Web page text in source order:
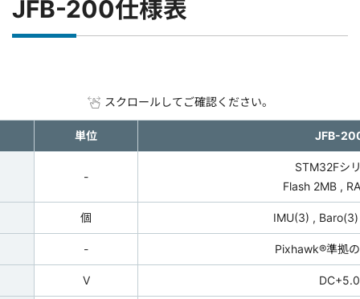
JFB-200仕様表
スクロールしてご確認ください。
単位 JFB-
-
STM32Fシ
Flash 2MB ,
個 IMU(3) ,
- Pixhawk®準拠
V DC+5.0